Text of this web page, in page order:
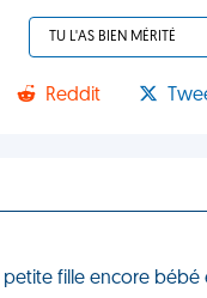
TU L'AS BIEN MÉRITÉ
Reddit
fille encore bébé